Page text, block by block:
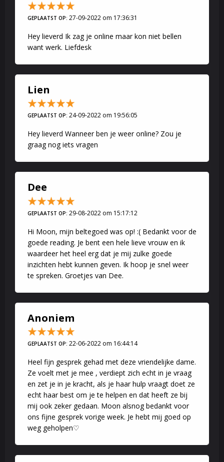
GEPLAATST OP: 27-09-2022 om 17:36:31
Hey lieverd Ik zag je online maar kon niet bellen
want werk. Liefdesk
Lien
GEPLAATST OP: 24-09-2022 om 19:56:05
Hey lieverd Wanneer ben je weer online? Zou je
graag nog iets vragen
Dee
GEPLAATST OP: 29-08-2022 om 15:17:12
Hi Moon, mijn beltegoed was op! :( Bedankt voor de
goede reading. Je bent een hele lieve vrouw en ik
waardeer het heel erg dat je mij zulke goede
inzichten hebt kunnen geven. Ik hoop je snel weer
te spreken. Groetjes van Dee.
Anoniem
GEPLAATST OP: 22-06-2022 om 16:44:14
Heel fijn gesprek gehad met deze vriendelijke dame.
Ze voelt met je mee , verdiept zich echt in je vraag
en zet je in je kracht, als je haar hulp vraagt doet ze
echt haar best om je te helpen en dat heeft ze bij
mij ook zeker gedaan. Moon alsnog bedankt voor
ons fijne gesprek vorige week. Je hebt mij goed op
weg geholpen♡